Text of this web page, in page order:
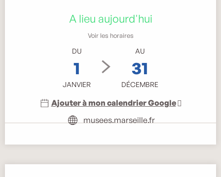
A lieu aujourd'hui
Voir les horaires
DU
1
JANVIER
AU
31
DÉCEMBRE
Ajouter à mon calendrier Google
musees.marseille.fr